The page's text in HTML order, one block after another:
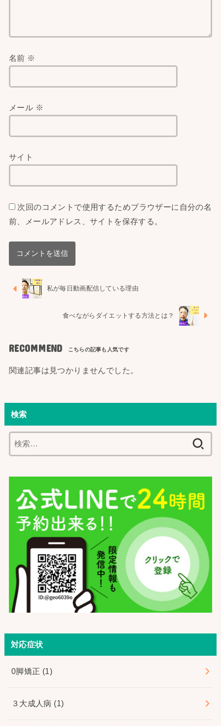
名前 ※
メール ※
サイト
次回のコメントで使用するためブラウザーに自分の名
前、メールアドレス、サイトを保存する。
私が毎日動画配信している理由
食べながらダイエットする方法とは？
RECOMMEND
関連記事は見つかりませんでした。
検索
索:
対応症状
0脚矯正 (1)
３大成人病 (1)